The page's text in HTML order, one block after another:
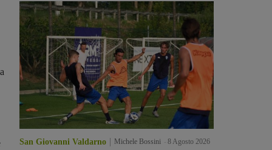
San Giovanni Valdarno Michele Bossini 8 Agosto 2026